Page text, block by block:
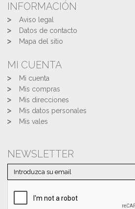
INFORMACIÓN
Aviso legal
Datos de contacto
Mapa del sitio
MI CUENTA
Mi cuenta
Mis compras
Mis direcciones
Mis datos personales
Mis vales
NEWSLETTER